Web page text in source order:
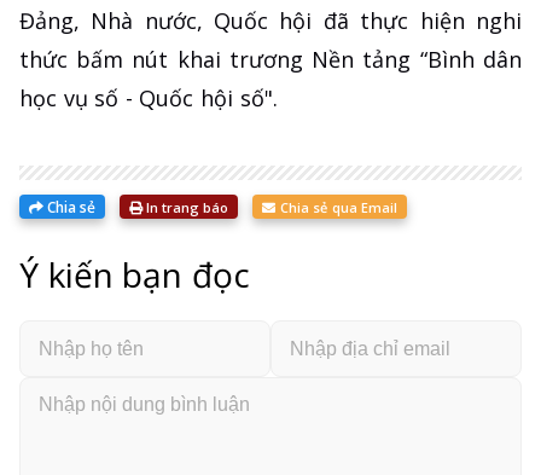
Đảng, Nhà nước, Quốc hội đã thực hiện nghi
thức bấm nút khai trương Nền tảng “Bình dân
học vụ số - Quốc hội số".
Chia sẻ In trang báo Chia sẻ qua Email
Ý kiến bạn đọc